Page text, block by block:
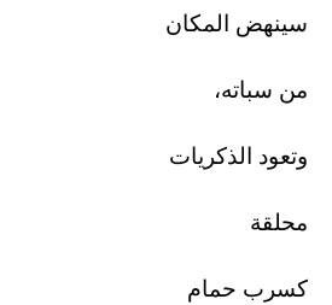
سينهض المكان
من سباته،
وتعود الذكريات
محلقة
كسرب حمام